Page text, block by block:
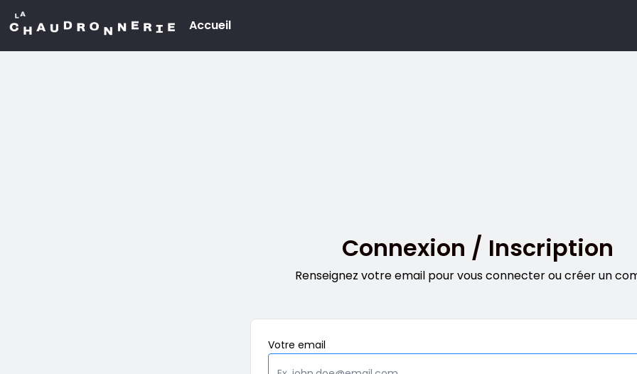
Aller au contenu principal
Menu
principal
Accueil
Connexion / Inscription
Renseignez votre email pour vous connecter ou créer un
Votre email